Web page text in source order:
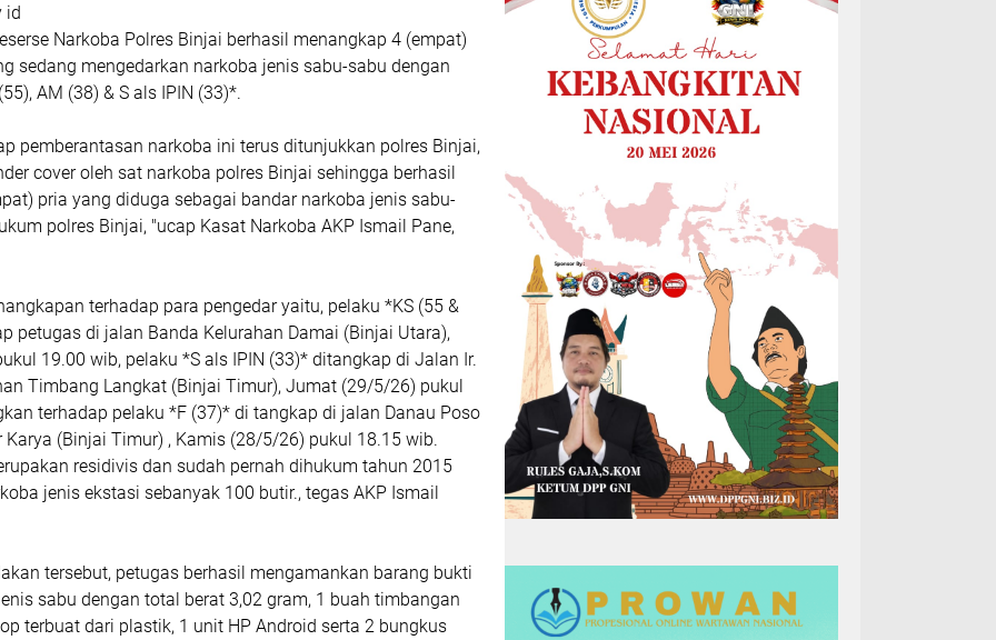
id
Narkoba Polres Binjai berhasil menangkap 4 (empat)
sedang mengedarkan narkoba jenis sabu-sabu dengan
AM (38) & S als IPIN (33)*.
pemberantasan narkoba ini terus ditunjukkan polres Binjai,
cover oleh sat narkoba polres Binjai sehingga berhasil
pria yang diduga sebagai bandar narkoba jenis sabu-
polres Binjai, "ucap Kasat Narkoba AKP Ismail Pane,
terhadap para pengedar yaitu, pelaku *KS (55 &
petugas di jalan Banda Kelurahan Damai (Binjai Utara),
19.00 wib, pelaku *S als IPIN (33)* ditangkap di Jalan Ir.
Timbang Langkat (Binjai Timur), Jumat (29/5/26) pukul
terhadap pelaku *F (37)* di tangkap di jalan Danau Poso
Karya (Binjai Timur) , Kamis (28/5/26) pukul 18.15 wib.
residivis dan sudah pernah dihukum tahun 2015
jenis ekstasi sebanyak 100 butir., tegas AKP Ismail
tersebut, petugas berhasil mengamankan barang bukti
sabu dengan total berat 3,02 gram, 1 buah timbangan
terbuat dari plastik, 1 unit HP Android serta 2 bungkus